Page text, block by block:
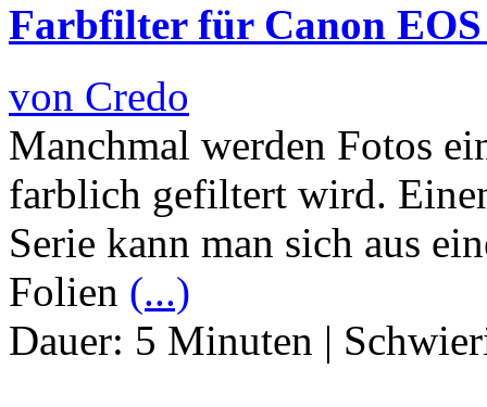
Farbfilter für Canon
von Credo
Manchmal werden Fotos
farblich gefiltert wird.
Serie kann man sich aus
Folien (...)
Dauer: 5 Minuten |